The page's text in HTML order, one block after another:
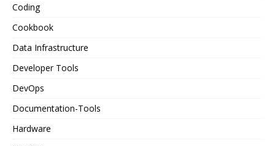
Coding
Cookbook
Data Infrastructure
Developer Tools
DevOps
Documentation-Tools
Hardware